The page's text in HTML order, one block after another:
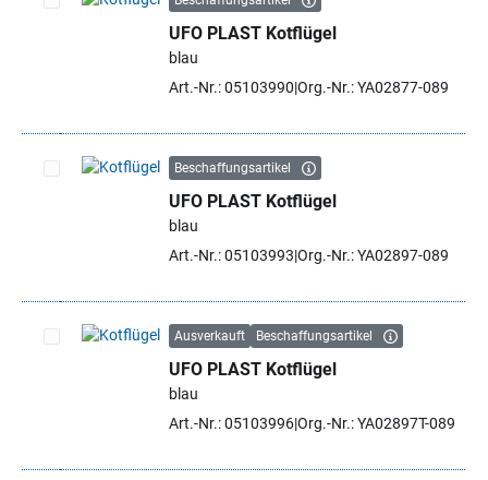
Artikel auswählen
UFO PLAST Kotflügel
blau
Art.-Nr.: 05103990 Org.-Nr.: YA02877-089
Artikel auswählen
Beschaffungsartikel
UFO PLAST Kotflügel
blau
Art.-Nr.: 05103993 Org.-Nr.: YA02897-089
Artikel auswählen
Ausverkauft Beschaffungsartikel
UFO PLAST Kotflügel
blau
Art.-Nr.: 05103996Org.-Nr.: YA02897T-089